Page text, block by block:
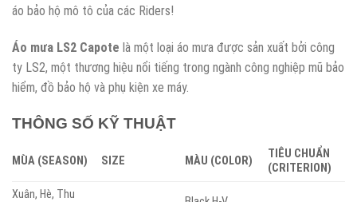
áo bảo hộ mô tô của các Riders!
Áo mưa LS2 Capote là một loại áo mưa được sản xuất bởi công
ty LS2, một thương hiệu nổi tiếng trong ngành công nghiệp mũ bảo
hiểm, đồ bảo hộ và phụ kiện xe máy.
THÔNG SỐ KỸ THUẬT
MÙA (SEASON) SIZE MÀU (COLOR)
TIÊU CHUẨN
(CRITERION)
Xuân, Hè, Thu